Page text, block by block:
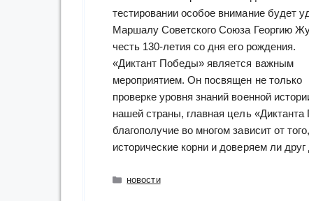
тестировании особое внимание будет
Маршалу Советского Союза Георгию
честь 130-летия со дня его рождения.
«Диктант Победы» является важным
мероприятием. Он посвящен не только
проверке уровня знаний военной
нашей страны, главная цель
благополучие во многом зависит от
исторические корни и доверяем ли друг
Рубрики
новости